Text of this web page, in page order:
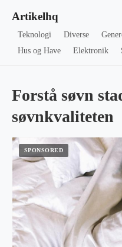
Artikelhq
Teknologi Diverse
Hus og Have
Elektronik
Forstå søvn
søvnkvaliteten